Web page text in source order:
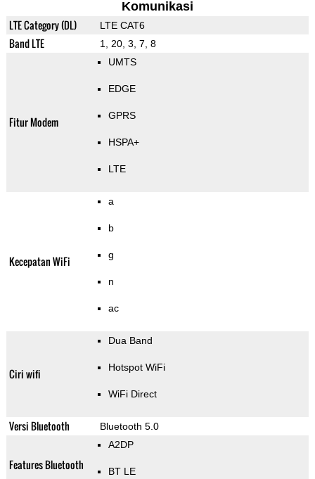
Komunikasi
LTE Category (DL) LTE CAT6
Band LTE 1, 20, 3, 7, 8
Fitur Modem
UMTS
EDGE
GPRS
HSPA+
LTE
Kecepatan WiFi
a
b
g
n
ac
Ciri wifi
Dua Band
Hotspot WiFi
WiFi Direct
Versi Bluetooth Bluetooth 5.0
Features Bluetooth
A2DP
BT LE